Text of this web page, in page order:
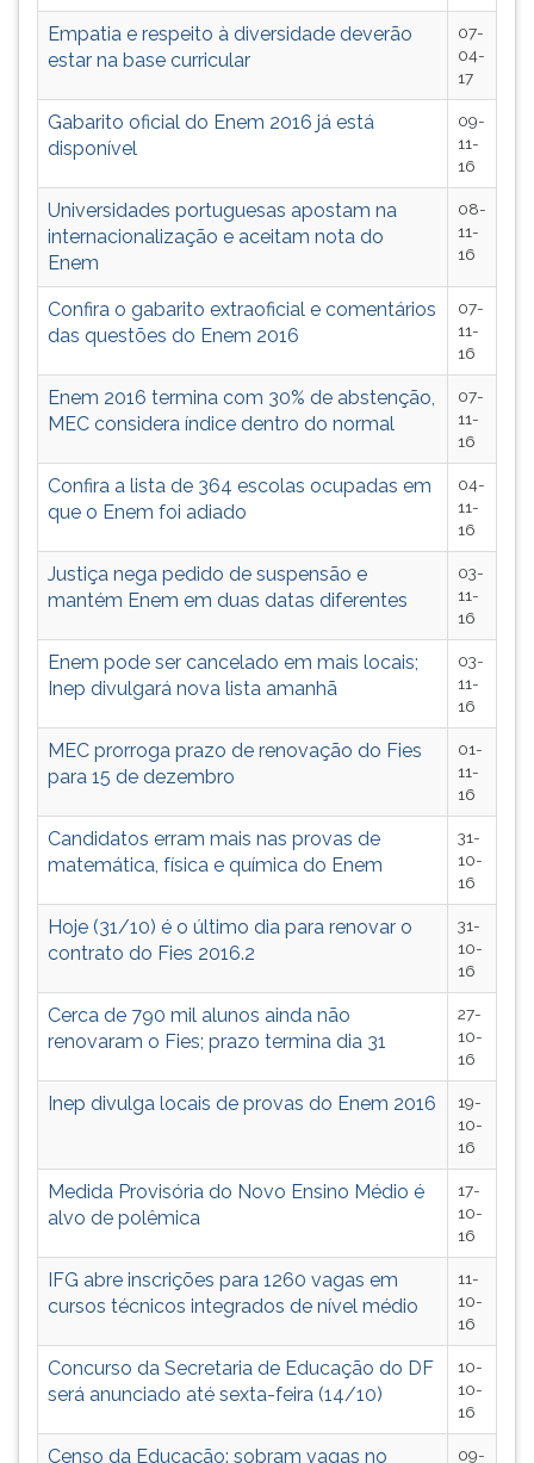
Empatia e respeito à diversidade deverão
estar na base curricular
07-
04-
17
Gabarito oficial do Enem 2016 já está
disponível
09-
11-
16
Universidades portuguesas apostam na
internacionalização e aceitam nota do
Enem
08-
11-
16
Confira o gabarito extraoficial e comentários
das questões do Enem 2016
07-
11-
16
Enem 2016 termina com 30% de abstenção,
MEC considera índice dentro do normal
07-
11-
16
Confira a lista de 364 escolas ocupadas em
que o Enem foi adiado
04-
11-
16
Justiça nega pedido de suspensão e
mantém Enem em duas datas diferentes
03-
11-
16
Enem pode ser cancelado em mais locais;
Inep divulgará nova lista amanhã
03-
11-
16
MEC prorroga prazo de renovação do Fies
para 15 de dezembro
01-
11-
16
Candidatos erram mais nas provas de
matemática, física e química do Enem
31-
10-
16
Hoje (31/10) é o último dia para renovar o
contrato do Fies 2016.2
31-
10-
16
Cerca de 790 mil alunos ainda não
renovaram o Fies; prazo termina dia 31
27-
10-
16
Inep divulga locais de provas do Enem 2016
19-
10-
16
Medida Provisória do Novo Ensino Médio é
alvo de polêmica
17-
10-
16
IFG abre inscrições para 1260 vagas em
cursos técnicos integrados de nível médio
11-
10-
16
Concurso da Secretaria de Educação do DF
será anunciado até sexta-feira (14/10)
10-
10-
16
Censo da Educação: sobram vagas no 09-